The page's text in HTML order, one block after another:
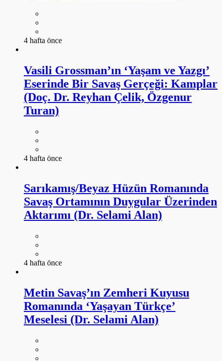
4 hafta önce
Vasili Grossman’ın ‘Yaşam ve Yazgı’
Eserinde Bir Savaş Gerçeği: Kamplar
(Doç. Dr. Reyhan Çelik, Özgenur
Turan)
4 hafta önce
Sarıkamış/Beyaz Hüzün Romanında
Savaş Ortamının Duygular Üzerinden
Aktarımı (Dr. Selami Alan)
4 hafta önce
Metin Savaş’ın Zemheri Kuyusu
Romanında ‘Yaşayan Türkçe’
Meselesi (Dr. Selami Alan)